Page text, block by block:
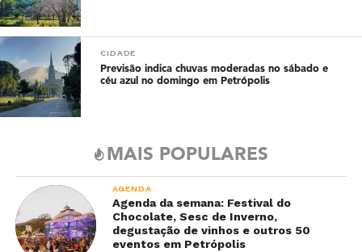
CIDADE
Previsão indica chuvas moderadas no sábado e
céu azul no domingo em Petrópolis
MAIS POPULARES
AGENDA
Agenda da semana: Festival do
Chocolate, Sesc de Inverno,
degustação de vinhos e outros 50
eventos em Petrópolis